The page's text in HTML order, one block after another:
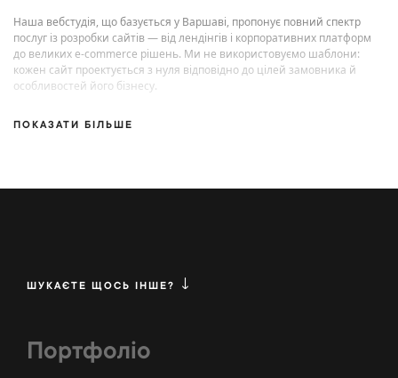
Наша вебстудія, що базується у Варшаві, пропонує повний спектр
послуг із розробки сайтів — від лендінгів і корпоративних платформ
до великих e-commerce рішень. Ми не використовуємо шаблони:
кожен сайт проектується з нуля відповідно до цілей замовника й
особливостей його бізнесу.
ПОКАЗАТИ БІЛЬШЕ
ШУКАЄТЕ ЩОСЬ ІНШЕ?
Портфоліо